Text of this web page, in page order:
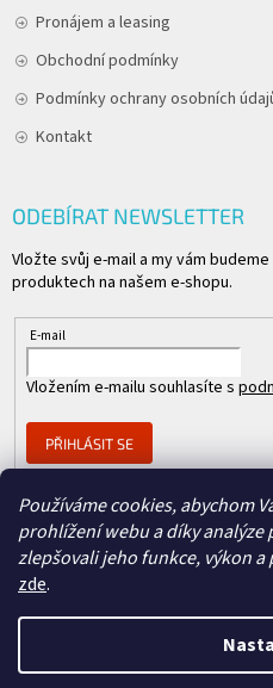
Používáme cookies, abychom
prohlížení webu a díky
zlepšovali jeho funkce, výkon
zde.
Pronájem a leasing
Obchodní podmínky
Podmínky ochrany osobních
Kontakt
ODEBÍRAT NEWSLETTER
Vložte svůj e-mail a my vám
produktech na našem e-shopu.
E-mail
Vložením e-mailu souhlasíte s
PŘIHLÁSIT SE
Člen
REPASOVANÉ